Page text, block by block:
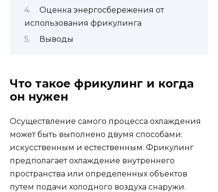
Оценка энергосбережения от
использования фрикулинга
Выводы
Что такое фрикулинг и когда
он нужен
Осуществление самого процесса охлаждения
может быть выполнено двумя способами:
искусственным и естественным. Фрикулинг
предполагает охлаждение внутреннего
пространства или определенных объектов
путем подачи холодного воздуха снаружи.